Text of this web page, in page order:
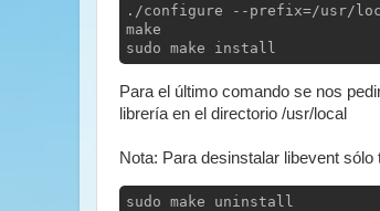
./configure --prefix=/usr/
make
sudo make install
Para el último comando se nos
librería en el directorio /usr/local
Nota: Para desinstalar libevent
sudo make uninstall